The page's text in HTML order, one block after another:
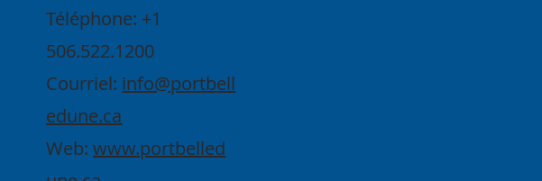
Téléphone: +1
506.522.1200
Courriel: info@portbell
edune.ca
Web:www.portbelled